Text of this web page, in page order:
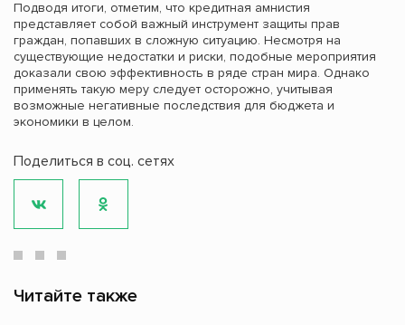
Подводя итоги, отметим, что кредитная амнистия
представляет собой важный инструмент защиты прав
граждан, попавших в сложную ситуацию. Несмотря на
существующие недостатки и риски, подобные мероприятия
доказали свою эффективность в ряде стран мира. Однако
применять такую меру следует осторожно, учитывая
возможные негативные последствия для бюджета и
экономики в целом.
Поделиться в соц. сетях
Читайте также